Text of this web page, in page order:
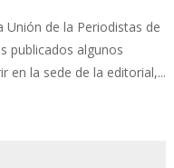
Unión de la Periodistas de
publicados algunos
en la sede de la editorial,...